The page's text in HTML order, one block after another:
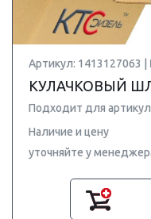
Артикул: 1413127063 |
КУЛАЧКОВЫЙ
Подходит для
Наличие и цену
уточняйте у